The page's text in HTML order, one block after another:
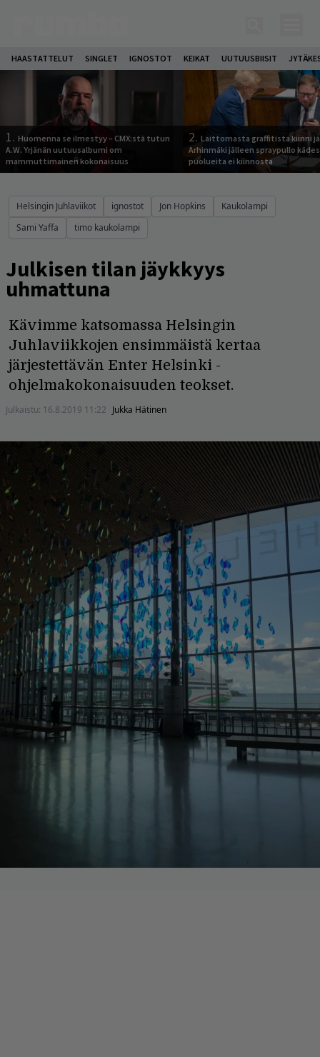
HAASTATTELUT SINGLET IGNOSTOT KEIKAT UUTUUSBIISIT
1. Huomenna se ilmestyy – CMX:stä tutun
A.W. Yrjänän uutuusalbumi om
mammuttimainen kokonaisuus
2. Laittomasta graffitista kiinni
Arhinmäki jälleen spraypullo
puolueita ei kiinnosta
Helsingin Juhlaviikot ignostot Jon Hopkins
Kaukolampi
Sami Yaffa
timo kaukolampi
Julkisen tilan jäykkyys
uhmattuna
Kävimme katsomassa Helsingin
Juhlaviikkojen ensimmäistä kertaa
järjestettävän Enter Helsinki -
ohjelmakokonaisuuden teokset.
Julkaistu: 16.8.2019 11:22 Jukka Hätinen